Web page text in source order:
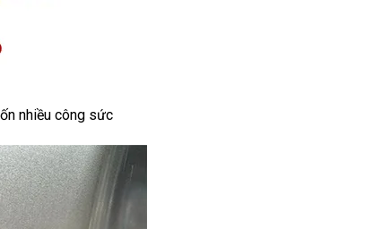
nhiều công sức